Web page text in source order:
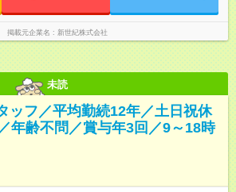
掲載元企業名 新世紀株式会社
未読
ッフ／平均勤続12年／土日祝休
年齢不問／賞与年3回／9～18時